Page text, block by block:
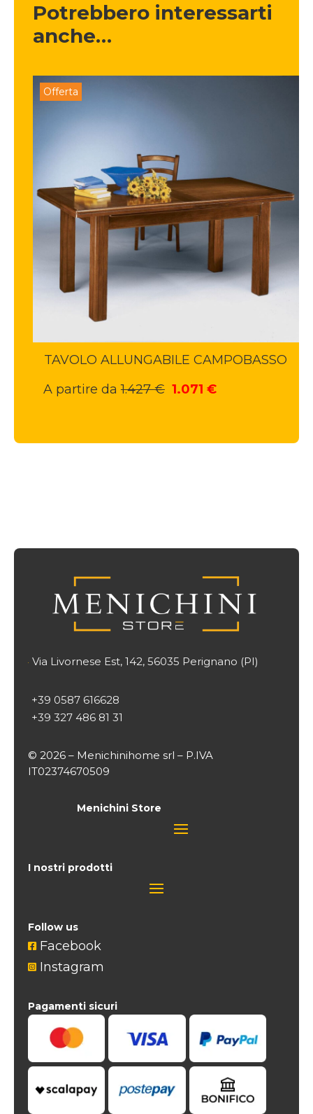
Potrebbero interessarti
anche…
Offerta
TAVOLO ALLUNGABILE CAMPOBASSO
A partire da1.427€ Il1.071 €Il
Via Livornese Est, 142, 56035 Perignano (PI)
+39 0587 616628
+39 327 486 81 31
© 2026 – Menichinihome srl – P.IVA
IT02374670509
Menichini Store
I nostri prodotti
Follow us
 Facebook
 Instagram
Pagamenti sicuri